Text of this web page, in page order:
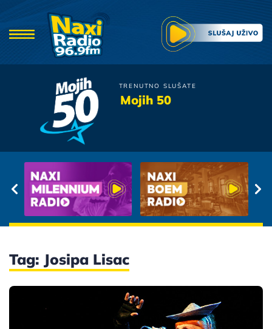
TRENUTNO SLUŠATE
Mojih 50
Djordje Balasevic
Tag: Josipa Lisac